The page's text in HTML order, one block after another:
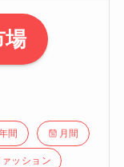
場
間 月間
ッション